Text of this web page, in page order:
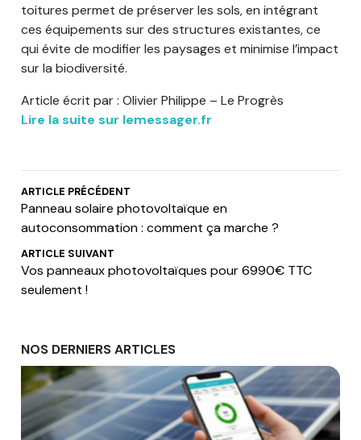
toitures permet de préserver les sols, en intégrant
ces équipements sur des structures existantes, ce
qui évite de modifier les paysages et minimise l’impact
sur la biodiversité.
Article écrit par : Olivier Philippe – Le Progrès
Lire la suite sur lemessager.fr
ARTICLE PRÉCÉDENT
Panneau solaire photovoltaïque en
autoconsommation : comment ça marche ?
ARTICLE SUIVANT
Vos panneaux photovoltaïques pour 6990€ TTC
seulement !
NOS DERNIERS ARTICLES